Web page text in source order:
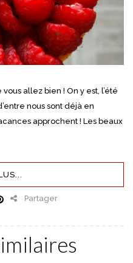
allez bien ! On y est, l’été
nous sont déjà en
approchent ! Les beaux
Partager